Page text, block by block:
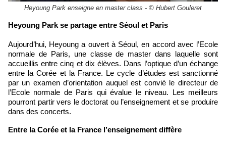
Heyoung Park enseigne en master class - © Hubert Gouleret
​Heyoung Park se partage entre Séoul et Paris
Aujourd’hui, Heyoung a ouvert à Séoul, en accord avec l’Ecole
normale de Paris, une classe de master dans laquelle sont
accueillis entre cinq et dix élèves. Dans l’optique d’un échange
entre la Corée et la France. Le cycle d’études est sanctionné
par un examen d’orientation auquel est convié le directeur de
l’Ecole normale de Paris qui évalue le niveau. Les meilleurs
pourront partir vers le doctorat ou l’enseignement et se produire
dans des concerts.
​Entre la Corée et la France l’enseignement diffère